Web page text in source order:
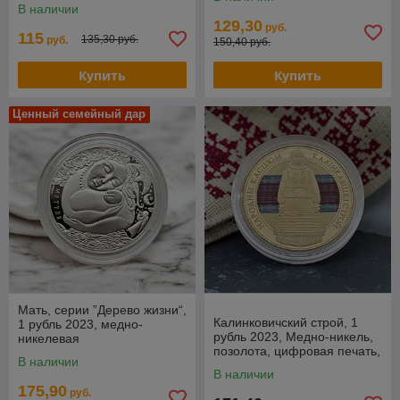
В наличии
115 руб. 135,30 руб.
Купить
129,30 руб.
150,40 руб.
Купить
Ценный семейный дар
Мать, серии ”Дерево жизни“,
1 рубль 2023, медно-
никелевая
В наличии
175,90 руб.
Калинковичский строй, 1
рубль 2023, Медно-никель,
позолота, цифровая печать,
В наличии